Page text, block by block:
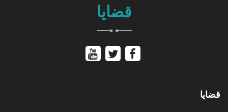
قضايا
قضايا